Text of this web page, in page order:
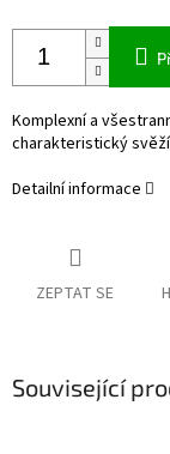
Komplexní a
charakteristický
Detailní informace
ZEPTAT SE
Související